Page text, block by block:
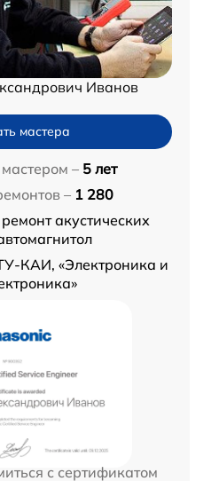
Иванов
мастера
– 5 лет
– 1 280
ремонт акустических
КАИ, «Электроника и
с сертификатом